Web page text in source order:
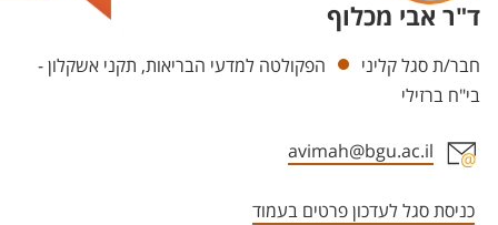
ד"ר אבי מכלוף
יחידות
חבר/ת סגל קליני
הפקולטה למדעי הבריאות, תקני אשקלון -
בי"ח ברזילי
avimah@bgu.ac.il
כניסת סגל לעדכון פרטים בעמוד